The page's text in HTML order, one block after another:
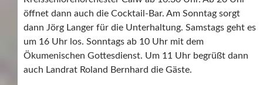
öffnet dann auch die Cocktail-Bar. Am Sonntag sorgt
dann Jörg Langer für die Unterhaltung. Samstags geht es
um 16 Uhr los. Sonntags ab 10 Uhr mit dem
Ökumenischen Gottesdienst. Um 11 Uhr begrüßt dann
auch Landrat Roland Bernhard die Gäste.